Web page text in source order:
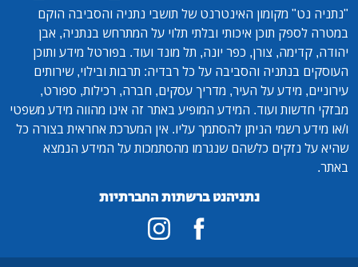
"נתניה נט" מקומון האינטרנט של תושבי נתניה והסביבה הוקם
במטרה לספק תוכן איכותי ובלתי תלוי על המתרחש בנתניה, אבן
יהודה, קדימה, צורן, כפר יונה, תל מונד ועוד. בפורטל מידע ותוכן
העוסקים בנתניה והסביבה על כל רבדיה: תרבות ובילוי, שירותים
עירוניים, מידע על העיר, מדריך עסקים, חברה, רכילות, ספורט,
מבזקי חדשות ועוד. המידע המופיע באתר זה אינו מהווה מידע משפטי
ו/או מידע רשמי הניתן להסתמך עליו. אין המערכת אחראית בצורה כל
שהיא על נזקים כלשהם שנגרמו מהסתמכות על המידע הנמצא
באתר.
נתניהנט ברשתות החברתיות